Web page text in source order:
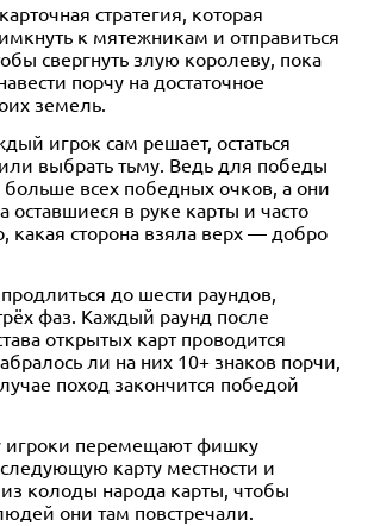
стратегия, которая
к мятежникам и отправиться
свергнуть злую королеву, пока
порчу на достаточное
земель.
игрок сам решает, остаться
выбрать тьму. Ведь для победы
больше всех победных очков, а они
оставшиеся в руке карты и часто
какая сторона взяла верх — добро
до шести раундов,
фаз. Каждый раунд после
открытых карт проводится
ли на них 10+ знаков порчи,
поход закончится победой
игроки перемещают фишку
карту местности и
колоды народа карты, чтобы
они там повстречали.